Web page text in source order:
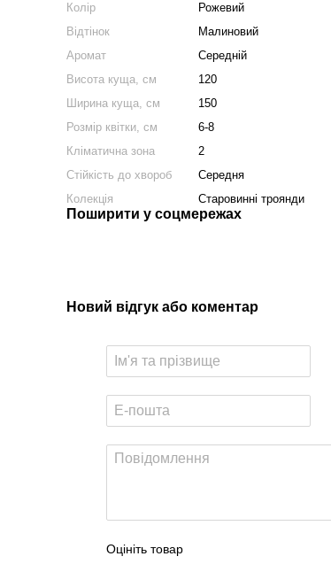
Колір
Рожевий
Відтінок
Малиновий
Аромат
Середній
Висота куща, см
120
Ширина куща, см
150
Розмір квітки, см
6-8
Кліматична зона
2
Стійкість до хвороб
Середня
Колекція
Старовинні троянди
Поширити у соцмережах
Новий відгук або коментар
Оцініть товар